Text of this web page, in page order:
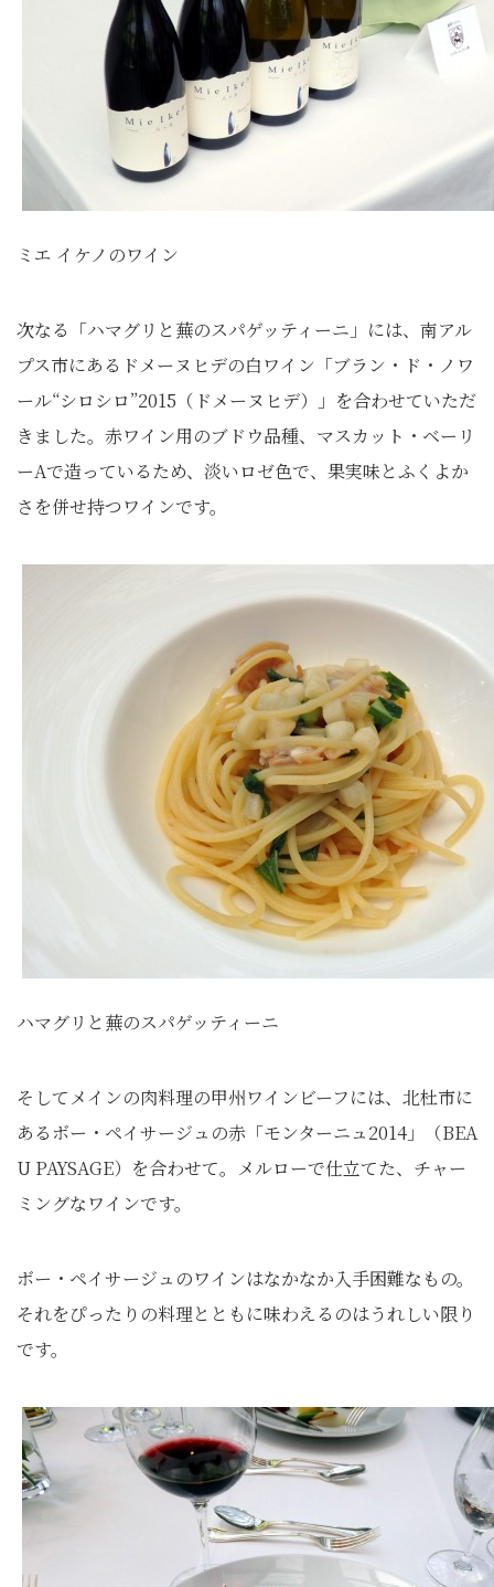
ミエ イケノのワイン
次なる「ハマグリと蕪のスパゲッティーニ」には、南アル
プス市にあるドメーヌヒデの白ワイン「ブラン・ド・ノワ
ール“シロシロ”2015（ドメーヌヒデ）」を合わせていただ
きました。赤ワイン用のブドウ品種、マスカット・ベーリ
ーAで造っているため、淡いロゼ色で、果実味とふくよか
さを併せ持つワインです。
ハマグリと蕪のスパゲッティーニ
そしてメインの肉料理の甲州ワインビーフには、北杜市に
あるボー・ペイサージュの赤「モンターニュ2014」（BEA
U PAYSAGE）を合わせて。メルローで仕立てた、チャー
ミングなワインです。
ボー・ペイサージュのワインはなかなか入手困難なもの。
それをぴったりの料理とともに味わえるのはうれしい限り
です。